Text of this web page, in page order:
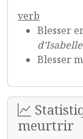
verb
Blesser
Blesser
meurtrir